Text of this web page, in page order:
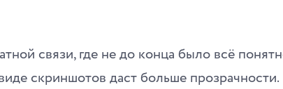
связи, где не до конца было всё
скриншотов даст больше